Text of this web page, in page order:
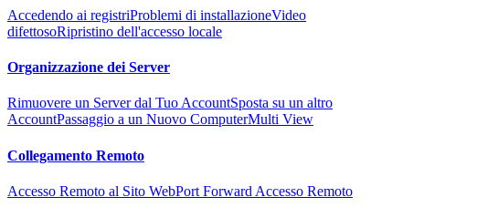
Accedendo ai registriProblemi di installazioneVideo
difettosoRipristino dell'accesso locale
Organizzazione dei Server
Rimuovere un Server dal Tuo AccountSposta su un altro
AccountPassaggio a un Nuovo ComputerMulti View
Collegamento Remoto
Accesso Remoto al Sito WebPort Forward Accesso Remoto